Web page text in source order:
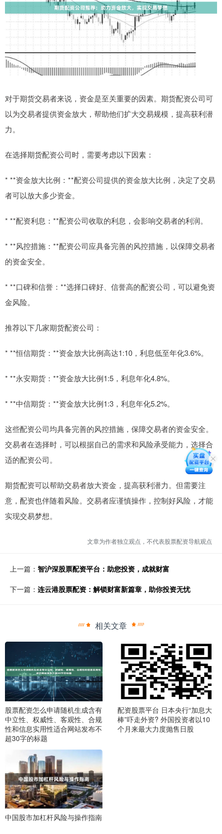
对于期货交易者来说，资金是至关重要的因素。期货配资公司可
以为交易者提供资金放大，帮助他们扩大交易规模，提高获利潜
力。
在选择期货配资公司时，需要考虑以下因素：
* **资金放大比例：**配资公司提供的资金放大比例，决定了交易
者可以放大多少资金。
* **配资利息：**配资公司收取的利息，会影响交易者的利润。
* **风控措施：**配资公司应具备完善的风控措施，以保障交易者
的资金安全。
* **口碑和信誉：**选择口碑好、信誉高的配资公司，可以避免资
金风险。
推荐以下几家期货配资公司：
* **恒信期货：**资金放大比例高达1:10，利息低至年化3.6%。
* **永安期货：**资金放大比例1:5，利息年化4.8%。
* **中信期货：**资金放大比例1:3，利息年化5.2%。
这些配资公司均具备完善的风控措施，保障交易者的资金安全。
交易者在选择时，可以根据自己的需求和风险承受能力，选择合
适的配资公司。
期货配资可以帮助交易者放大资金，提高获利潜力。但需要注
意，配资也伴随着风险。交易者应谨慎操作，控制好风险，才能
实现交易梦想。
文章为作者独立观点，不代表股票配资导航观点
上一篇： 智沪深股票配资平台：助您投资，成就财富
下一篇： 连云港股票配资：解锁财富新篇章，助你投资无忧
相关文章
股票配资怎么申请随机生成含有
中立性、权威性、客观性、合规
性和信息实用性适合网站发布不
超30字的标题
配资股票平台 日本央行“加息大
棒”吓走外资? 外国投资者以10
个月来最大力度抛售日股
中国股市加杠杆风险与操作指南